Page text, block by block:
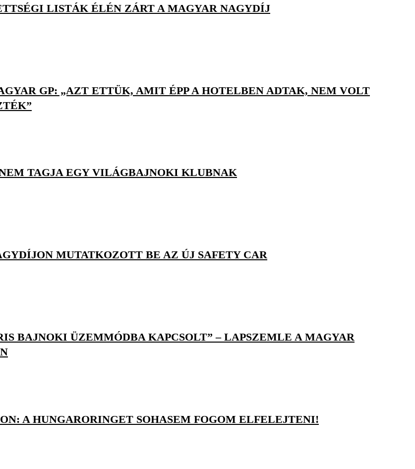
LISTÁK ÉLÉN ZÁRT A MAGYAR NAGYDÍJ
GP: „AZT ETTÜK, AMIT ÉPP A HOTELBEN ADTAK, NEM VOLT
TAGJA EGY VILÁGBAJNOKI KLUBNAK
MUTATKOZOTT BE AZ ÚJ SAFETY CAR
BAJNOKI ÜZEMMÓDBA KAPCSOLT” – LAPSZEMLE A MAGYAR
A HUNGARORINGET SOHASEM FOGOM ELFELEJTENI!